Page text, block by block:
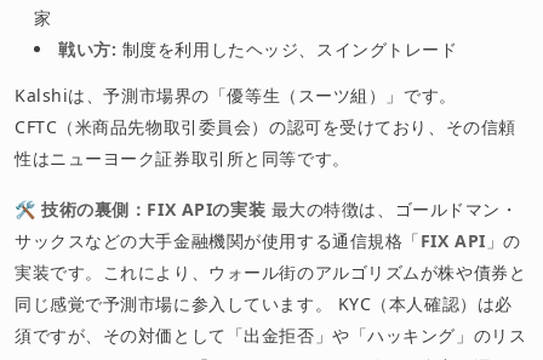
家
戦い方: 制度を利用したヘッジ、スイングトレード
Kalshiは、予測市場界の「優等生（スーツ組）」です。
CFTC（米商品先物取引委員会）の認可を受けており、その信頼
性はニューヨーク証券取引所と同等です。
🛠 技術の裏側：FIX APIの実装 最大の特徴は、ゴールドマン・
サックスなどの大手金融機関が使用する通信規格「FIX API 」の
実装です。これにより、ウォール街のアルゴリズムが株や債券と
同じ感覚で予測市場に参入しています。 KYC（本人確認）は必
須ですが、その対価として「出金拒否」や「ハッキング」のリス